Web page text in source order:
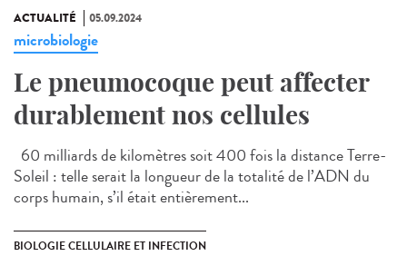
ACTUALITÉ 05.09.2024
microbiologie
Le pneumocoque peut affecter
durablement nos cellules
60 milliards de kilomètres soit 400 fois la distance Terre-
Soleil : telle serait la longueur de la totalité de l’ADN du
corps humain, s’il était entièrement...
BIOLOGIE CELLULAIRE ET INFECTION